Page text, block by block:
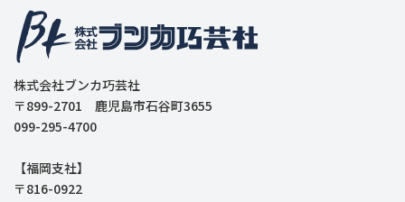
株式会社ブンカ巧芸社
〒899-2701 鹿児島市石谷町3655
099-295-4700
【福岡支社】
〒816-0922